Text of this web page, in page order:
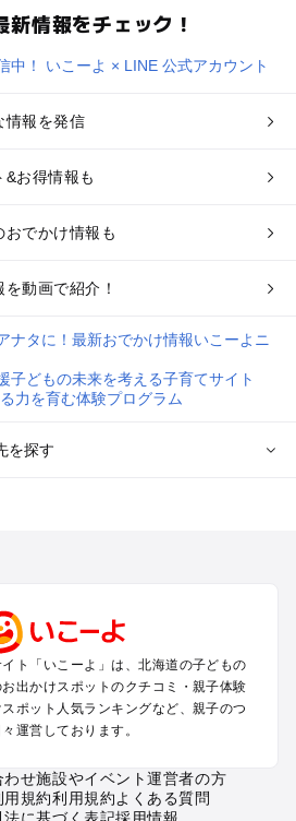
情報をチェック！
情報を発信
お得情報も
でかけ情報も
動画で紹介！
を探す
松前のプールお出かけ
高原のプールお出かけ
プールお出かけ
ルお出かけ
冠のプールお出かけ
・北見のプールお出かけ
・根室のプールお出かけ
ト「いこーよ」は、北海道の子どもの
出かけスポットのクチコミ・親子体験
ポット人気ランキングなど、親子のつ
運営しております。
わせ施設やイベント運営者の方
規約利用規約よくある質問